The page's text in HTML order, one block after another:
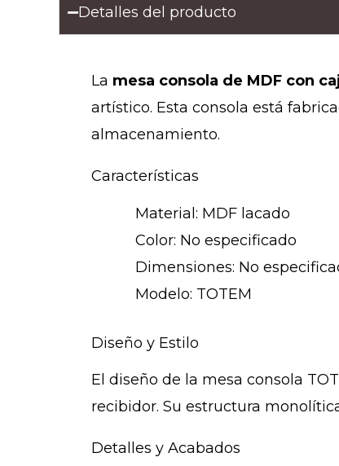
Detalles del producto
La mesa consola de MDF con
artístico. Esta consola está
almacenamiento.
Características
Material: MDF lacado
Color: No especificado
Dimensiones: No
Modelo: TOTEM
Diseño y Estilo
El diseño de la mesa consola
recibidor. Su estructura
Detalles y Acabados